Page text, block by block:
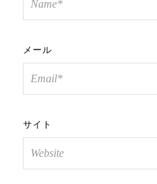
メール
サイト